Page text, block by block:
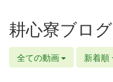
耕心寮ブログ
全ての動画 新着順